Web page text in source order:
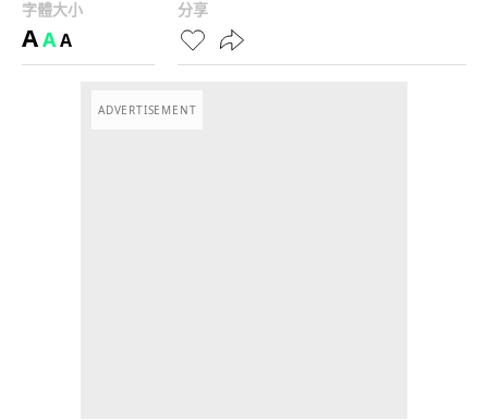
字體大小
AAA
分享
ADVERTISEMENT